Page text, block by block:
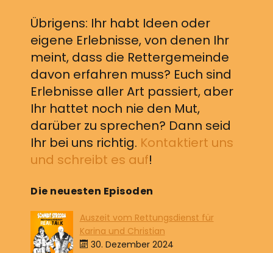
Übrigens: Ihr habt Ideen oder
eigene Erlebnisse, von denen Ihr
meint, dass die Rettergemeinde
davon erfahren muss? Euch sind
Erlebnisse aller Art passiert, aber
Ihr hattet noch nie den Mut,
darüber zu sprechen? Dann seid
Ihr bei uns richtig. Kontaktiert uns
und schreibt es auf!
Die neuesten Episoden
Auszeit vom Rettungsdienst für
Karina und Christian
30. Dezember 2024